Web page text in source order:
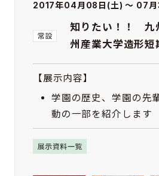
2017年04月08日(土) ～ 07月
知りたい！！ 九
州産業大学造形短
【展示内容】
学園の歴史、学園の先
動の一部を紹介します